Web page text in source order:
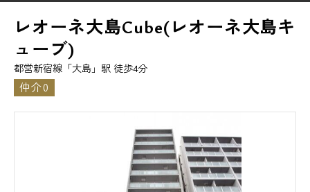
レオーネ大島Cube(レオーネ大島キ
ューブ)
都営新宿線「大島」駅 徒歩4分
仲介0